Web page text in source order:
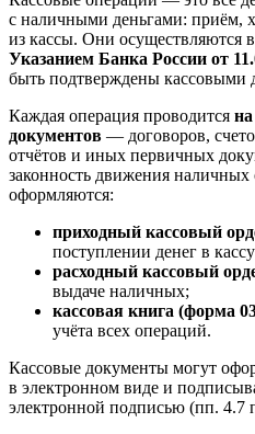
с наличными деньгами: приём,
из кассы. Они осуществляются
Указанием Банка России от
быть подтверждены кассовыми
Каждая операция проводится
документов — договоров,
отчётов и иных первичных
законность движения
оформляются:
приходный кассовый
поступлении денег в
расходный кассовый
выдаче наличных;
кассовая книга (форма
учёта всех операций.
Кассовые документы могут
в электронном виде и
электронной подписью (пп. 4.7